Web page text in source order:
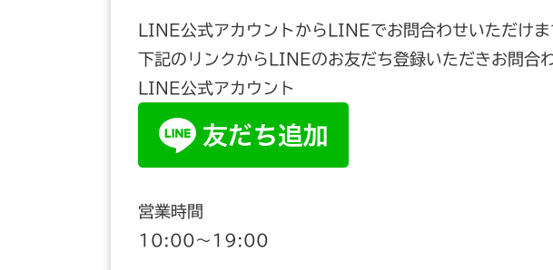
LINE公式アカウントからLINEでお問合わせいただけま
下記のリンクからLINEのお友だち登録いただきお問合
LINE公式アカウント
営業時間
10:00〜19:00